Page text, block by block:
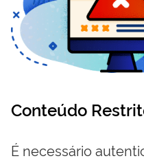
Conteúdo
É necessário